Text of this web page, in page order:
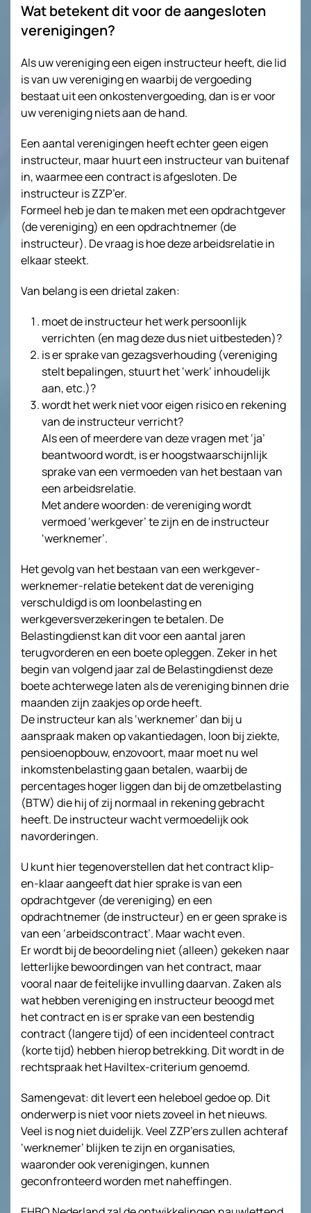
Wat betekent dit voor de aangesloten
verenigingen?
Als uw vereniging een eigen instructeur heeft, die lid
is van uw vereniging en waarbij de vergoeding
bestaat uit een onkostenvergoeding, dan is er voor
uw vereniging niets aan de hand.
Een aantal verenigingen heeft echter geen eigen
instructeur, maar huurt een instructeur van buitenaf
in, waarmee een contract is afgesloten. De
instructeur is ZZP’er.
Formeel heb je dan te maken met een opdrachtgever
(de vereniging) en een opdrachtnemer (de
instructeur). De vraag is hoe deze arbeidsrelatie in
elkaar steekt.
Van belang is een drietal zaken:
moet de instructeur het werk persoonlijk
verrichten (en mag deze dus niet uitbesteden)?
is er sprake van gezagsverhouding (vereniging
stelt bepalingen, stuurt het ‘werk’ inhoudelijk
aan, etc.)?
wordt het werk niet voor eigen risico en rekening
van de instructeur verricht?
Als een of meerdere van deze vragen met ‘ja’
beantwoord wordt, is er hoogstwaarschijnlijk
sprake van een vermoeden van het bestaan van
een arbeidsrelatie.
Met andere woorden: de vereniging wordt
vermoed ‘werkgever’ te zijn en de instructeur
‘werknemer’.
Het gevolg van het bestaan van een werkgever-
werknemer-relatie betekent dat de vereniging
verschuldigd is om loonbelasting en
werkgeversverzekeringen te betalen. De
Belastingdienst kan dit voor een aantal jaren
terugvorderen en een boete opleggen. Zeker in het
begin van volgend jaar zal de Belastingdienst deze
boete achterwege laten als de vereniging binnen drie
maanden zijn zaakjes op orde heeft.
De instructeur kan als ‘werknemer’ dan bij u
aanspraak maken op vakantiedagen, loon bij ziekte,
pensioenopbouw, enzovoort, maar moet nu wel
inkomstenbelasting gaan betalen, waarbij de
percentages hoger liggen dan bij de omzetbelasting
(BTW) die hij of zij normaal in rekening gebracht
heeft. De instructeur wacht vermoedelijk ook
navorderingen.
U kunt hier tegenoverstellen dat het contract klip-
en-klaar aangeeft dat hier sprake is van een
opdrachtgever (de vereniging) en een
opdrachtnemer (de instructeur) en er geen sprake is
van een ‘arbeidscontract’. Maar wacht even.
Er wordt bij de beoordeling niet (alleen) gekeken naar
letterlijke bewoordingen van het contract, maar
vooral naar de feitelijke invulling daarvan. Zaken als
wat hebben vereniging en instructeur beoogd met
het contract en is er sprake van een bestendig
contract (langere tijd) of een incidenteel contract
(korte tijd) hebben hierop betrekking. Dit wordt in de
rechtspraak het Haviltex-criterium genoemd.
Samengevat: dit levert een heleboel gedoe op. Dit
onderwerp is niet voor niets zoveel in het nieuws.
Veel is nog niet duidelijk. Veel ZZP’ers zullen achteraf
‘werknemer’ blijken te zijn en organisaties,
waaronder ook verenigingen, kunnen
geconfronteerd worden met naheffingen.